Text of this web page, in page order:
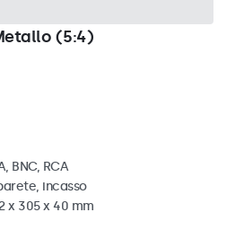
(5:4)
BNC, RCA
incasso
x 305 x 40 mm